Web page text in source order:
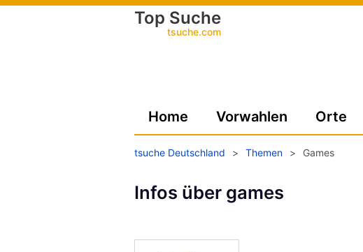
Top Suche
tsuche.com
Home Vorwahlen Orte
tsuche Deutschland > Themen > Games
Infos über games